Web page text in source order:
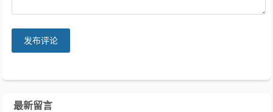
发布评论
最新留言